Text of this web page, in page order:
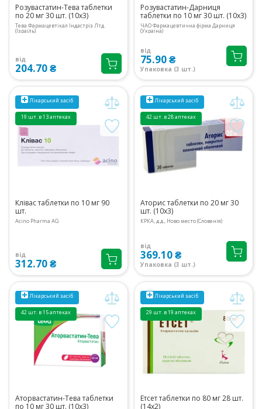
Розувастатин-Тева таблетки
по 20 мг 30 шт. (10х3)
Тева Фармацевтікал Індастріз Лтд.
(Ізраїль)
від
204.70 ₴
Розувастатин-Дарниця
таблетки по 10 мг 30 шт. (10х3)
ЧАО Фармацевтична фірма Дарниця
(Україна)
від
75.90 ₴
Упаковка (3 шт.)
Лікарський засіб
19 шт. в 13 аптеках
Клівас таблетки по 10 мг 90
шт.
Acino Pharma AG
від
312.70 ₴
Лікарський засіб
42 шт. в 28 аптеках
Аторис таблетки по 20 мг 30
шт. (10х3)
КРКА, д.д., Ново место (Словенія)
від
369.10 ₴
Упаковка (3 шт.)
Лікарський засіб
42 шт. в 15 аптеках
Аторвастатин-Тева таблетки
по 10 мг 30 шт. (10х3)
Лікарський засіб
29 шт. в 19 аптеках
Етсет таблетки по 80 мг 28 шт.
(14х2)